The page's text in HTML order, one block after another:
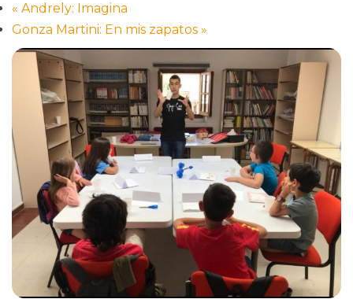
« Andrely: Imagina
Gonza Martini: En mis zapatos »